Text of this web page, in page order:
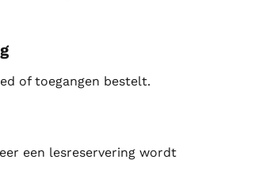
of toegangen bestelt.
een lesreservering wordt